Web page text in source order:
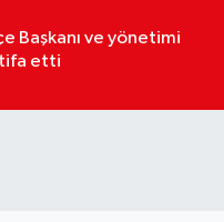
Başkanı ve yönetimi
etti